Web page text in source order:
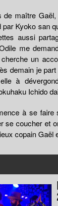
de maître
Kyoko san
aussi
me
un
demain je
à
Ichido
à se
se coucher et
copain Gaël